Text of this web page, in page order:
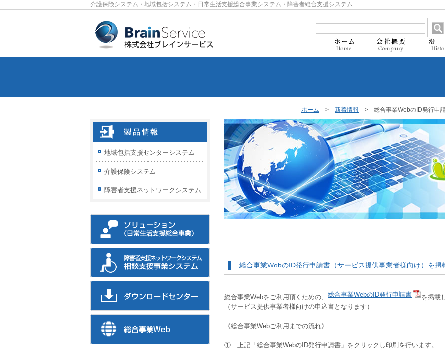
介護保険システム・地域包括システム・日常生活支援総合事業システム・障害者総合支援システム
ホーム > 新着情報 > 総合事業WebのID発行申請
総合事業WebのID発行申請書（サービス提供事業者様向け）を掲
総合事業Webをご利用頂くための、 総合事業WebのID発行申請書
を掲載
（サービス提供事業者様向けの申込書となります）
《総合事業Webご利用までの流れ》
① 上記「総合事業WebのID発行申請書」をクリックし印刷を行います。
地域包括支援センターシステム
介護保険システム
障害者支援ネットワークシステム